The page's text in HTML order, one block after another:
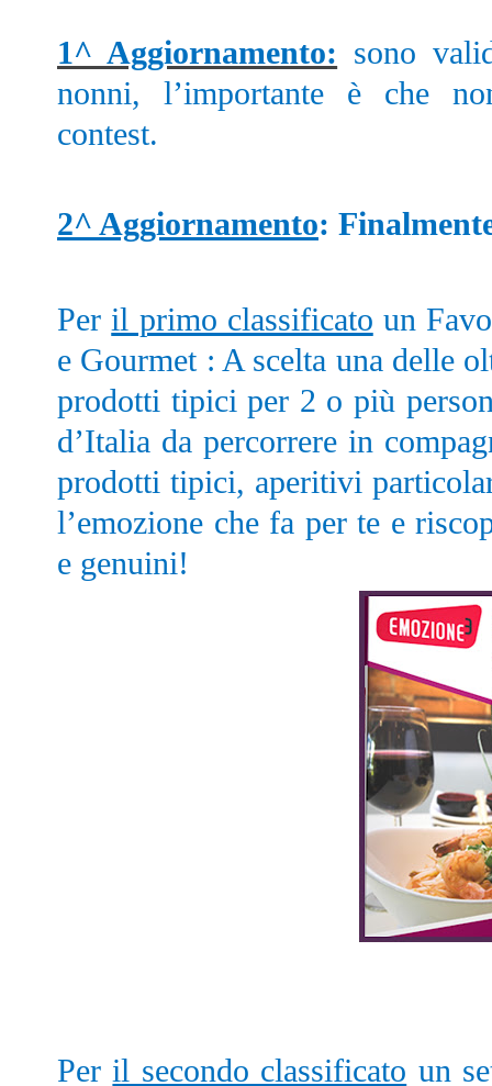
1^ Aggiornamento: sono
nonni, l’importante è che
contest.
2^ Aggiornamento:
Peril primo classificato un
e Gourmet : A scelta una delle
prodotti tipici per 2 o più
d’Italia da percorrere in
prodotti tipici, aperitivi
l’emozione che fa per te e
e genuini!
Per il secondo classificato un